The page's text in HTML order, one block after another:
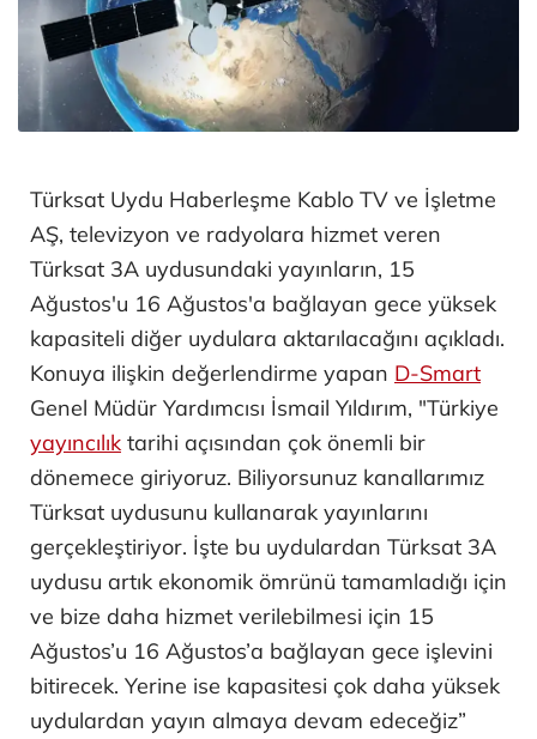
Türksat Uydu Haberleşme Kablo TV ve İşletme
AŞ, televizyon ve radyolara hizmet veren
Türksat 3A uydusundaki yayınların, 15
Ağustos'u 16 Ağustos'a bağlayan gece yüksek
kapasiteli diğer uydulara aktarılacağını açıkladı.
Konuya ilişkin değerlendirme yapan D-Smart
Genel Müdür Yardımcısı İsmail Yıldırım, "Türkiye
yayıncılık tarihi açısından çok önemli bir
dönemece giriyoruz. Biliyorsunuz kanallarımız
Türksat uydusunu kullanarak yayınlarını
gerçekleştiriyor. İşte bu uydulardan Türksat 3A
uydusu artık ekonomik ömrünü tamamladığı için
ve bize daha hizmet verilebilmesi için 15
Ağustos’u 16 Ağustos’a bağlayan gece işlevini
bitirecek. Yerine ise kapasitesi çok daha yüksek
uydulardan yayın almaya devam edeceğiz”